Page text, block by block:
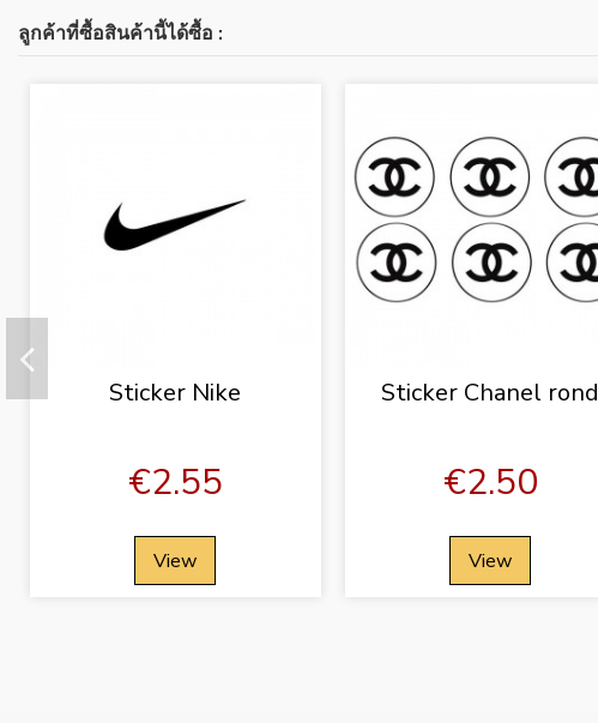
ลูกค้าที่ซื้อสินค้านี้ได้ซื้อ :
Sticker Nike
€2.55
View
Sticker Chanel rond
€2.50
View